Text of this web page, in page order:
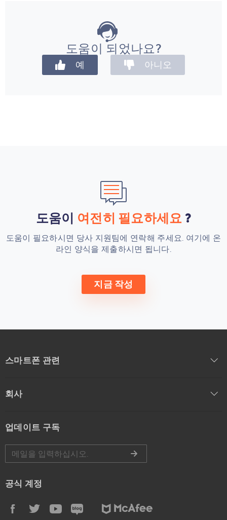
도움이 되었나요?
예 아니오
도움이 여전히 필요하세요?
도움이 필요하시면 당사 지원팀에 연락해 주세요. 여기에 온
라인 양식을 제출하시면 됩니다.
지금 작성
스마트폰 관련
회사
업데이트 구독
공식 계정